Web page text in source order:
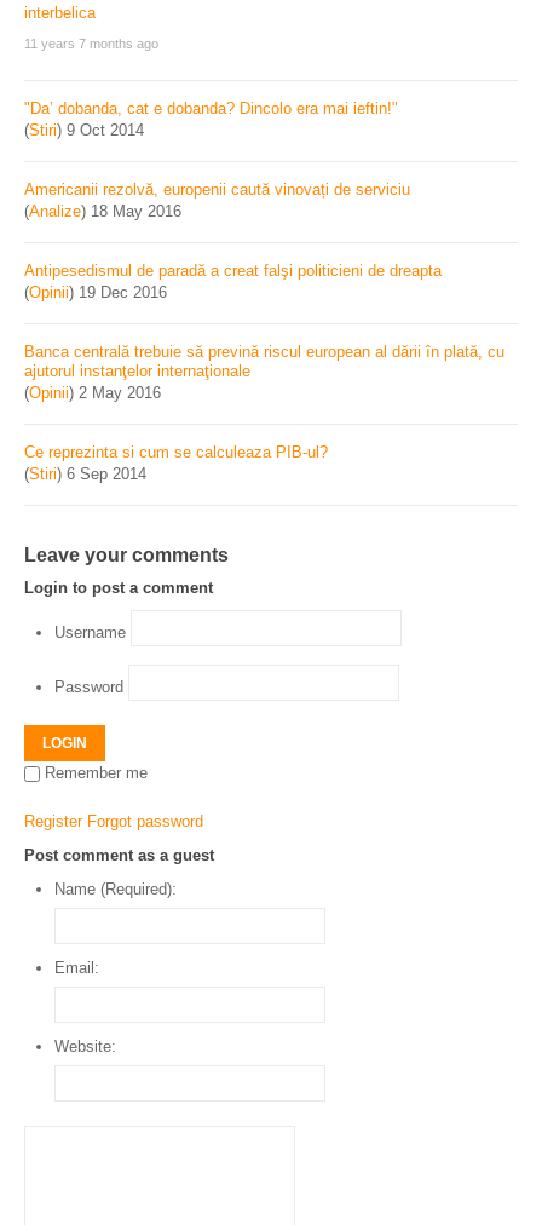
11 years 7 months ago
"Da’ dobanda, cat e dobanda? Dincolo era mai ieftin!"
(Stiri) 9 Oct 2014
Americanii rezolvă, europenii caută vinovați de serviciu
(Analize) 18 May 2016
Antipesedismul de paradă a creat falşi politicieni de dreapta
(Opinii) 19 Dec 2016
Banca centrală trebuie să prevină riscul european al dării în plată, cu
ajutorul instanţelor internaţionale
(Opinii) 2 May 2016
Ce reprezinta si cum se calculeaza PIB-ul?
(Stiri) 6 Sep 2014
Leave your comments
Login to post a comment
Username
Password
LOGIN
Remember me
Register Forgot password
Post comment as a guest
Name (Required):
Email:
Website: